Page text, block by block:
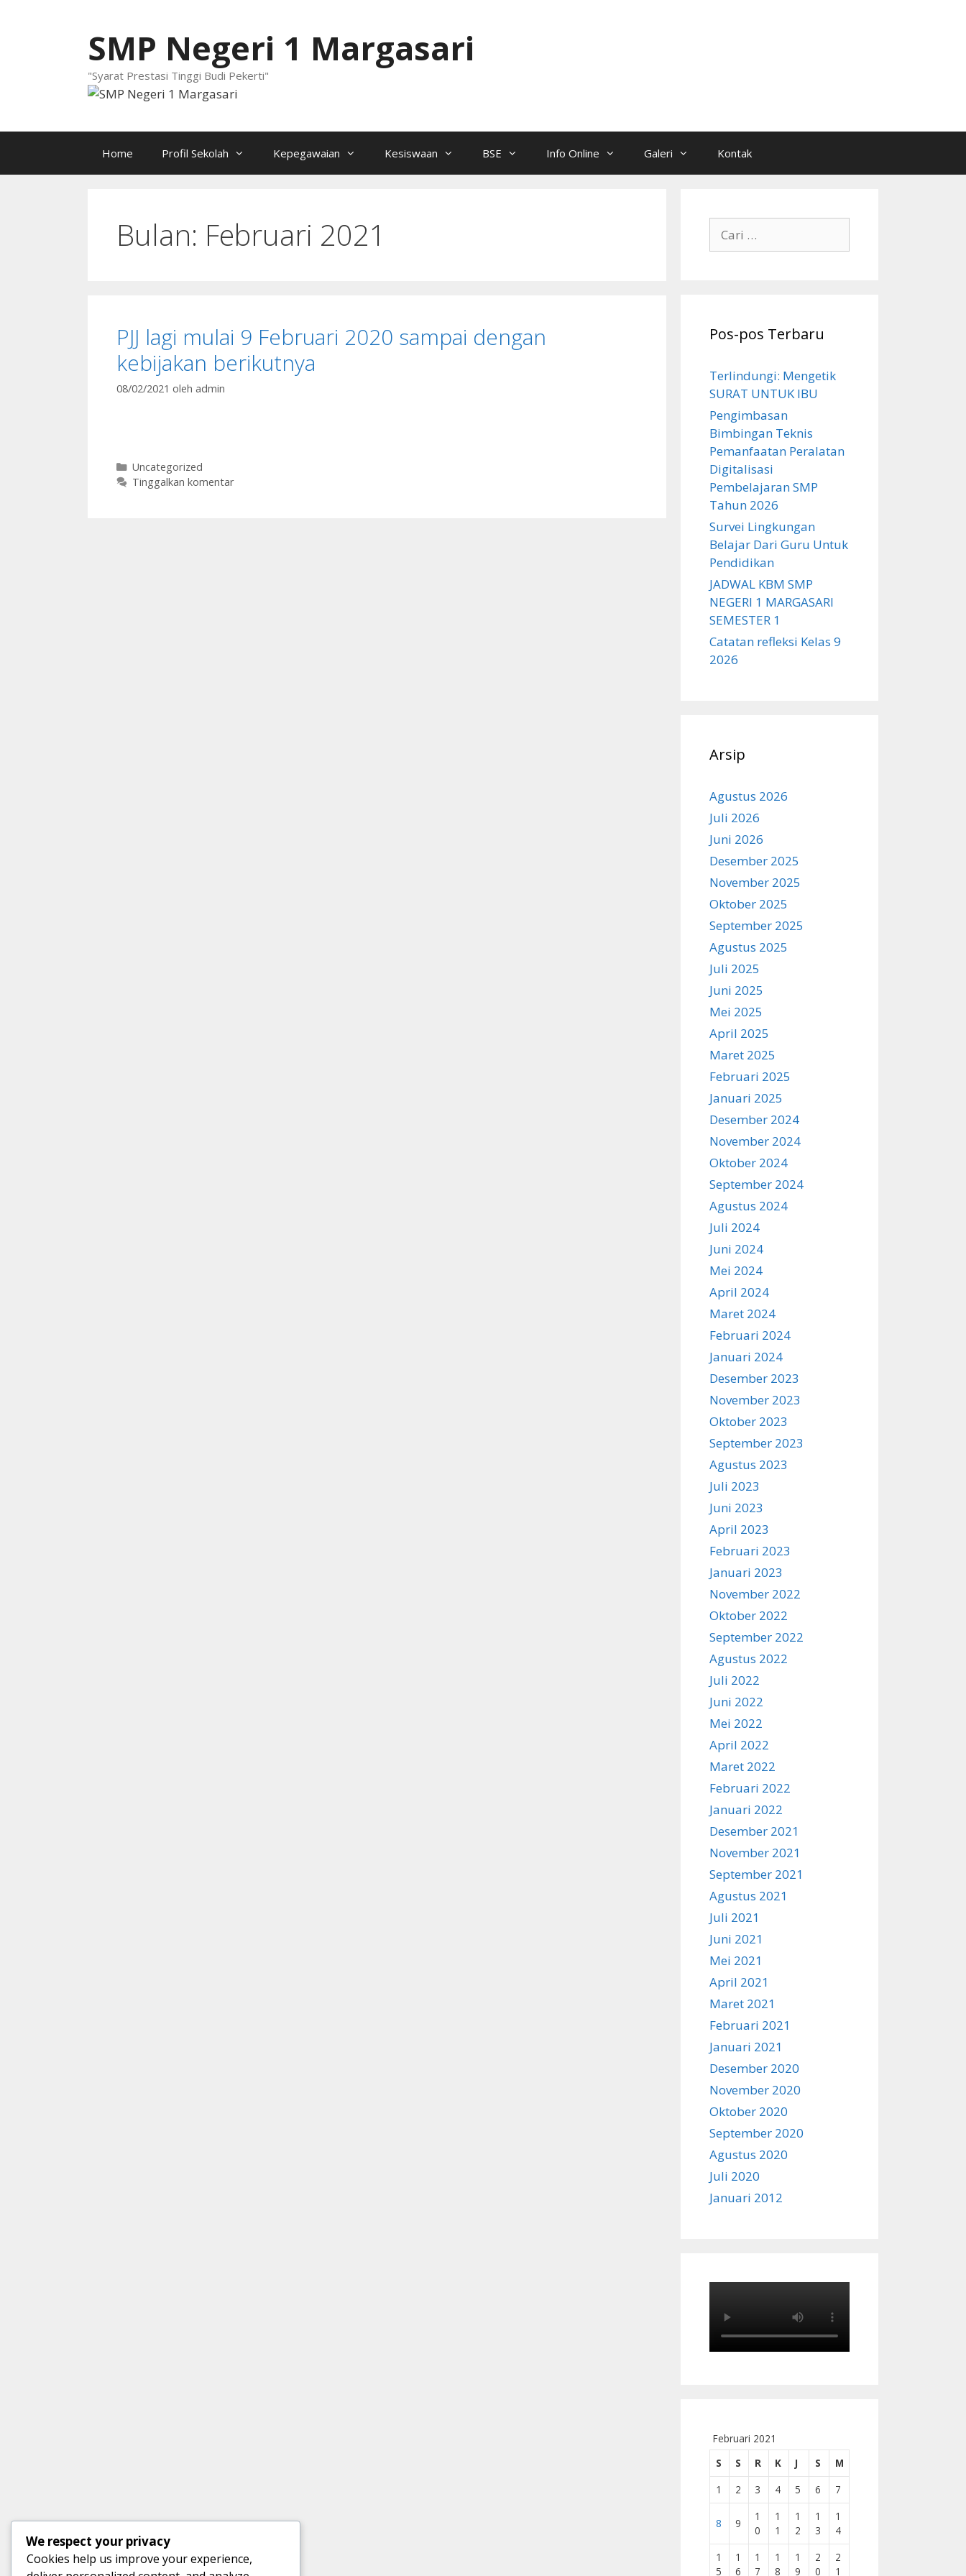
SMP Negeri 1 Margasari
"Syarat Prestasi Tinggi Budi Pekerti"
Home Profil Sekolah Kepegawaian Kesiswaan BSE Info Online Galeri Kontak
Bulan: Februari 2021
PJJ lagi mulai 9 Februari 2020 sampai dengan
kebijakan berikutnya
08/02/2021 oleh admin
Kategori
Uncategorized
Tinggalkan komentar
untuk:
Pos-pos Terbaru
Terlindungi: Mengetik
SURAT UNTUK IBU
Pengimbasan
Bimbingan Teknis
Pemanfaatan Peralatan
Digitalisasi
Pembelajaran SMP
Tahun 2026
Survei Lingkungan
Belajar Dari Guru Untuk
Pendidikan
JADWAL KBM SMP
NEGERI 1 MARGASARI
SEMESTER 1
Catatan refleksi Kelas 9
2026
Arsip
Agustus 2026
Juli 2026
Juni 2026
Desember 2025
November 2025
Oktober 2025
September 2025
Agustus 2025
Juli 2025
Juni 2025
Mei 2025
April 2025
Maret 2025
Februari 2025
Januari 2025
Desember 2024
November 2024
Oktober 2024
September 2024
Agustus 2024
Juli 2024
Juni 2024
Mei 2024
April 2024
Maret 2024
Februari 2024
Januari 2024
Desember 2023
November 2023
Oktober 2023
September 2023
Agustus 2023
Juli 2023
Juni 2023
April 2023
Februari 2023
Januari 2023
November 2022
Oktober 2022
September 2022
Agustus 2022
Juli 2022
Juni 2022
Mei 2022
April 2022
Maret 2022
Februari 2022
Januari 2022
Desember 2021
November 2021
September 2021
Agustus 2021
Juli 2021
Juni 2021
Mei 2021
April 2021
Maret 2021
Februari 2021
Januari 2021
Desember 2020
November 2020
Oktober 2020
September 2020
Agustus 2020
Juli 2020
Januari 2012
Februari 2021
S
S R K J S
M
1
2 3 4 5 6 7
8 9
1
0
1
1
1
2
1
3
1
4
1
5
1
6
1
7
1
8
1
9
2
0
2
1
We respect your privacy
Cookies help us improve your experience,